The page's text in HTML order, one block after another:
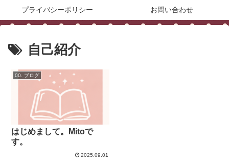
プライバシーポリシー お問い合わせ
自己紹介
00. ブログ
はじめまして。Mitoで
す。
2025.09.01